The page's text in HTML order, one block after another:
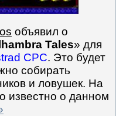
объявил о
Tales» для
CPC. Это будет
собирать
и ловушек. На
известно о данном